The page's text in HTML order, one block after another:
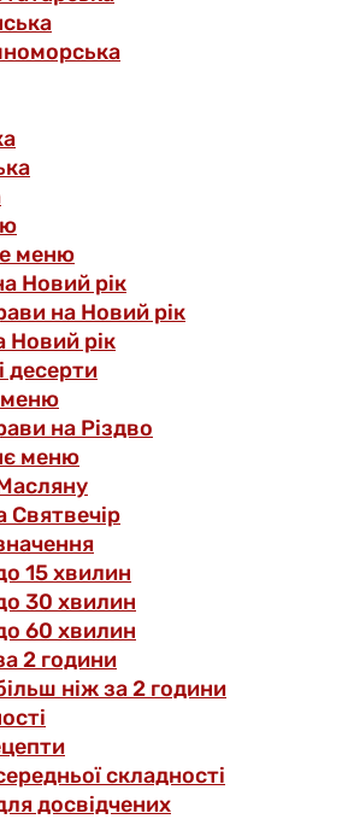
меню
Новий рік
на Новий рік
Новий рік
десерти
меню
на Різдво
меню
Святвечір
15 хвилин
30 хвилин
60 хвилин
2 години
ніж за 2 години
складності
досвідчених